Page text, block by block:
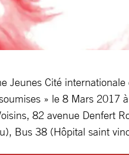
Jeunes Cité
» le 8 Mars 2017
82 avenue Denfert
Bus 38 (Hôpital saint